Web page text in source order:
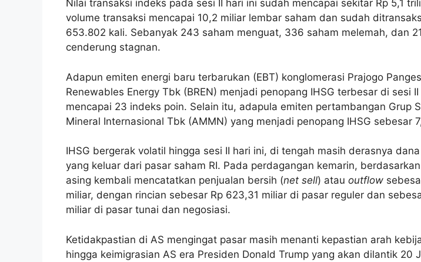
Nilai transaksi indeks pada sesi II hari ini sudah mencapai sekitar Rp 5,1
volume transaksi mencapai 10,2 miliar lembar saham dan sudah
653.802 kali. Sebanyak 243 saham menguat, 336 saham melemah, dan
cenderung stagnan.
Adapun emiten energi baru terbarukan (EBT) konglomerasi Prajogo
Renewables Energy Tbk (BREN) menjadi penopang IHSG terbesar di sesi
mencapai 23 indeks poin. Selain itu, adapula emiten pertambangan Grup
Mineral Internasional Tbk (AMMN) yang menjadi penopang IHSG sebesar
IHSG bergerak volatil hingga sesi II hari ini, di tengah masih derasnya
yang keluar dari pasar saham RI. Pada perdagangan kemarin,
asing kembali mencatatkan penjualan bersih (net sell) atau outflow
miliar, dengan rincian sebesar Rp 623,31 miliar di pasar reguler dan
miliar di pasar tunai dan negosiasi.
Ketidakpastian di AS mengingat pasar masih menanti kepastian arah
hingga keimigrasian AS era Presiden Donald Trump yang akan dilantik 20